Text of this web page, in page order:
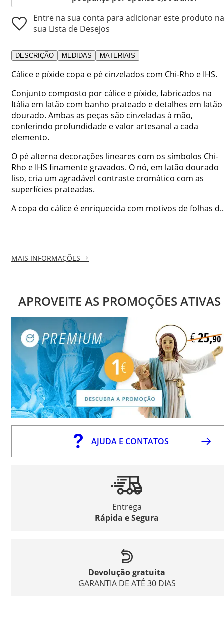
Entre na sua conta para adicionar este produto na
sua Lista de Desejos
DESCRIÇÃO MEDIDAS MATERIAIS
Cálice e píxide copa e pé cinzelados com Chi-Rho e IHS.
Conjunto composto por cálice e píxide, fabricados na
Itália em latão com banho prateado e detalhes em latão
dourado. Ambas as peças são cinzeladas à mão,
conferindo profundidade e valor artesanal a cada
elemento.
O pé alterna decorações lineares com os símbolos Chi-
Rho e IHS finamente gravados. O nó, em latão dourado
liso, cria um agradável contraste cromático com as
superfícies prateadas.
A copa do cálice é enriquecida com motivos de folhas
MAIS INFORMAÇÕES
APROVEITE AS PROMOÇÕES ATIVAS
AJUDA E CONTATOS
Entrega
Rápida e Segura
Devolução gratuita
GARANTIA DE ATÉ 30 DIAS